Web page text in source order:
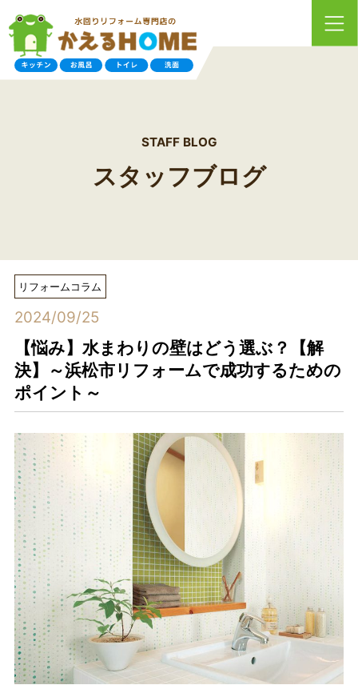
STAFF BLOG
スタッフブログ
リフォームコラム
2024/09/25
【悩み】水まわりの壁はどう選ぶ？【解
決】～浜松市リフォームで成功するための
ポイント～